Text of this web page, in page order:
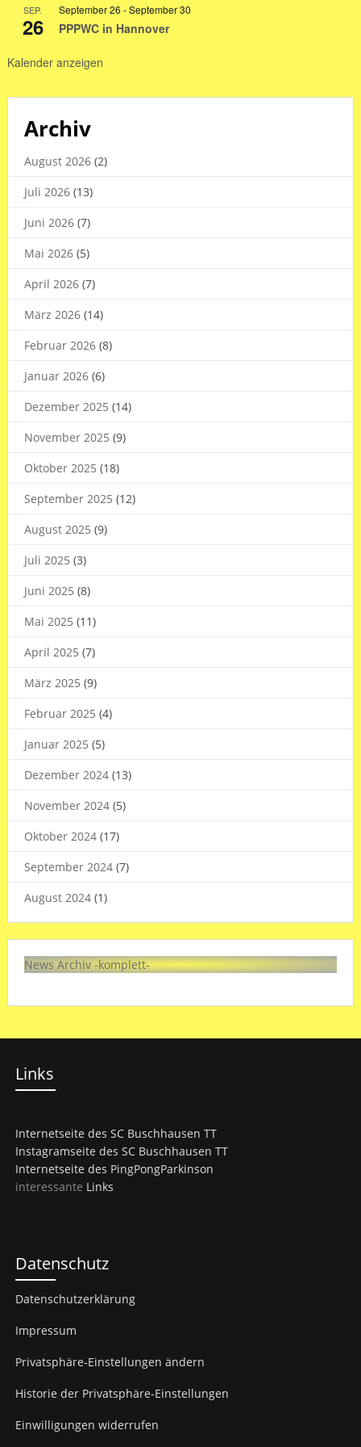
2026
SEP.
26
September 26 -September 30
PPPWC in Hannover
Kalender anzeigen
Archiv
August 2026(2)
Juli 2026(13)
Juni 2026(7)
Mai 2026(5)
April 2026(7)
März 2026(14)
Februar 2026(8)
Januar 2026(6)
Dezember 2025 (14)
November 2025 (9)
Oktober 2025 (18)
September 2025 (12)
August 2025 (9)
Juli 2025 (3)
Juni 2025 (8)
Mai 2025 (11)
April 2025 (7)
März 2025 (9)
Februar 2025 (4)
Januar 2025 (5)
Dezember 2024(13)
November 2024(5)
Oktober 2024(17)
September 2024(7)
August 2024(1)
News Archiv -komplett-
Links
Internetseite des SC Buschhausen TT
Instagramseite des SC Buschhausen TT
Internetseite des PingPongParkinson
interessante Links
Datenschutz
Datenschutzerklärung
Impressum
Privatsphäre-Einstellungen ändern
Historie der Privatsphäre-Einstellungen
Einwilligungen widerrufen